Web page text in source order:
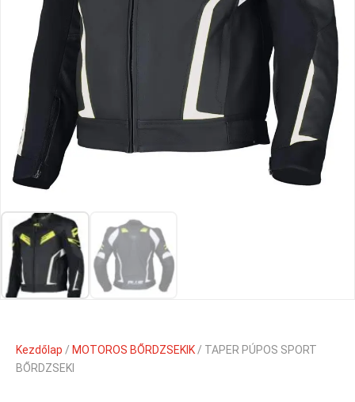
Kezdőlap / MOTOROS BŐRDZSEKIK/ TAPER PÚPOS SPORT
BŐRDZSEKI